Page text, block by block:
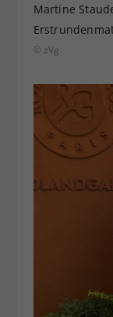
Martine
© zVg